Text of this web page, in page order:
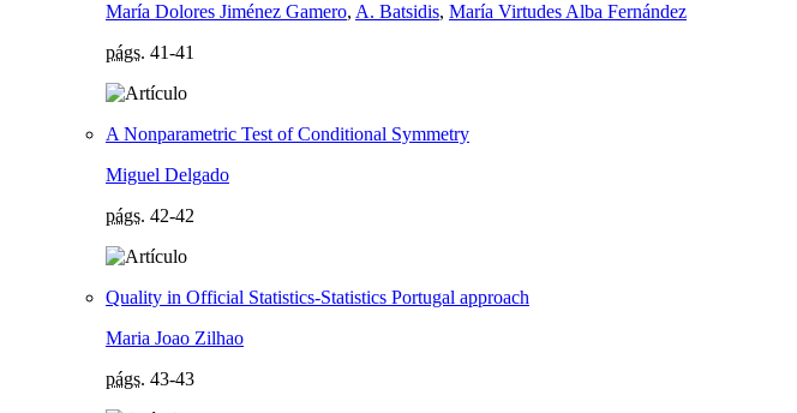
María Dolores Jiménez Gamero, A. Batsidis, María Virtudes Alba Fernández
págs. 41-41
A Nonparametric Test of Conditional Symmetry
Miguel Delgado
págs. 42-42
Quality in Official Statistics-Statistics Portugal approach
Maria Joao Zilhao
págs. 43-43